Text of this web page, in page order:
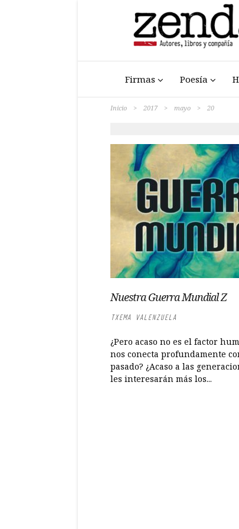
Firmas Poesía
Inicio > 2017 > mayo > 20
Nuestra Guerra Mundial Z
TXEMA VALENZUELA
¿Pero acaso no es el factor
nos conecta profundamente
pasado? ¿Acaso a las
les interesarán más los...